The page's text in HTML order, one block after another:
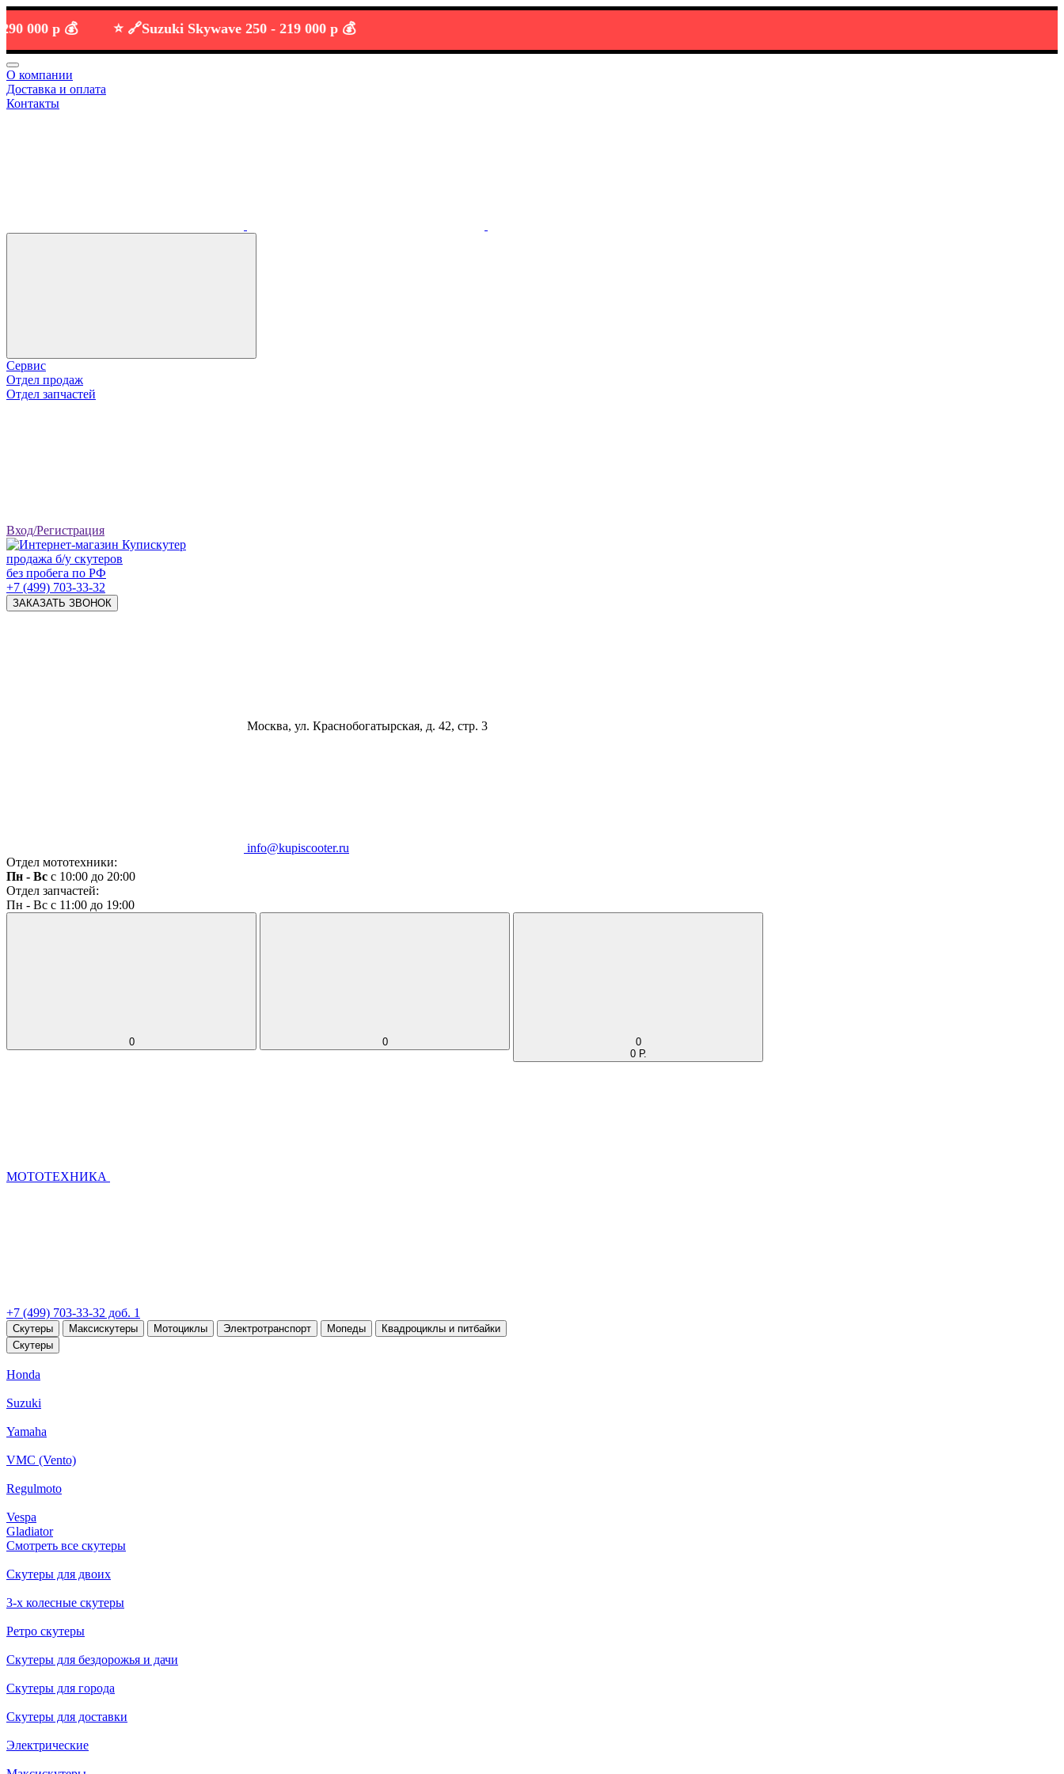
р 💰 Suzuki Skywave 250 -219 000 р 💰
О компании
Доставка и оплата
Контакты
Сервис
Отдел продаж
Отдел запчастей
Вход/Регистрация
продажа б/у скутеров
без пробега по РФ
+7 (499) 703-33-32
ЗАКАЗАТЬ ЗВОНОК
Москва, ул. Краснобогатырская, д. 42, стр. 3
info@kupiscooter.ru
Отдел мототехники:
Пн - Вс с 10:00 до 20:00
Отдел запчастей:
Пн - Вс с 11:00 до 19:00
0 0
0
0 Р.
МОТОТЕХНИКА
+7 (499) 703-33-32 доб. 1
Скутеры Максискутеры Мотоциклы Электротранспорт Мопеды
Квадроциклы и питбайки
Скутеры
Honda
Suzuki
Yamaha
VMC (Vento)
Regulmoto
Vespa
Gladiator
Смотреть все скутеры
Скутеры для двоих
3-х колесные скутеры
Ретро скутеры
Скутеры для бездорожья и дачи
Скутеры для города
Скутеры для доставки
Электрические